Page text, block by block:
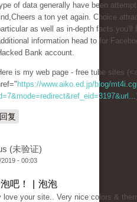
of data generally have been
a ton yet again. Choice
as well as in-depth facts.you'll
information head to for
Bank account.
is my web page - free tube sites
https://www.aiko.ed.jp/blog/
回复
(未验证)
- 00:03
泡吧！ | 泡泡
love your site.. Very nice colors &